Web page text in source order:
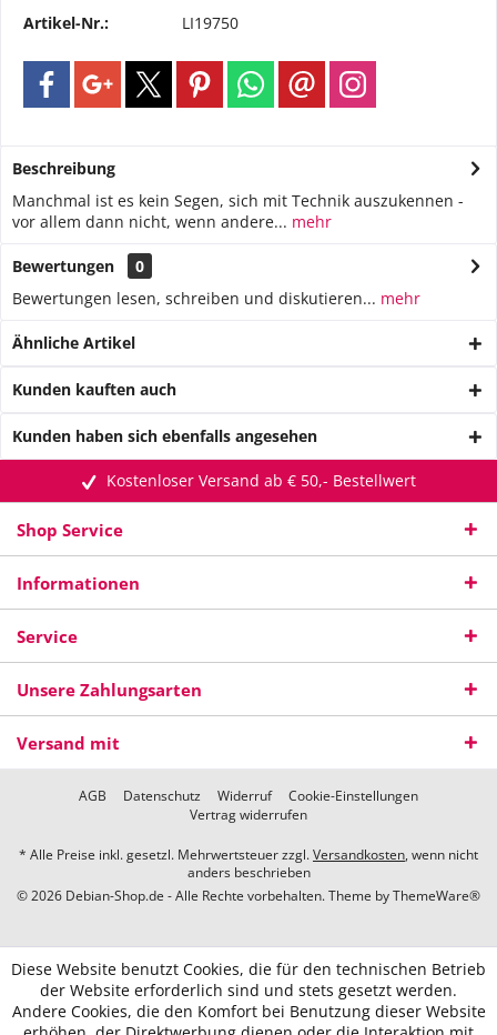
Artikel-Nr.: LI19750
Beschreibung
Manchmal ist es kein Segen, sich mit Technik auszukennen -
vor allem dann nicht, wenn andere... mehr
Bewertungen
0
Bewertungen lesen, schreiben und diskutieren... mehr
Ähnliche Artikel
Kunden kauften auch
Kunden haben sich ebenfalls angesehen
Kostenloser Versand ab € 50,- Bestellwert
Shop Service
Informationen
Service
Unsere Zahlungsarten
Versand mit
AGB Datenschutz Widerruf
Cookie-Einstellungen
Vertrag widerrufen
* Alle Preise inkl. gesetzl. Mehrwertsteuer zzgl.Versandkosten, wenn nicht
anders beschrieben
© 2026 Debian-Shop.de - Alle Rechte vorbehalten. Theme byThemeWare®
Diese Website benutzt Cookies, die für den technischen Betrieb
der Website erforderlich sind und stets gesetzt werden.
Andere Cookies, die den Komfort bei Benutzung dieser Website